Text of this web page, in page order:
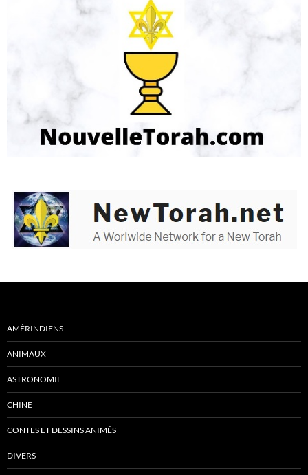
AMÉRINDIENS
ANIMAUX
ASTRONOMIE
CHINE
CONTES ET DESSINS ANIMÉS
DIVERS